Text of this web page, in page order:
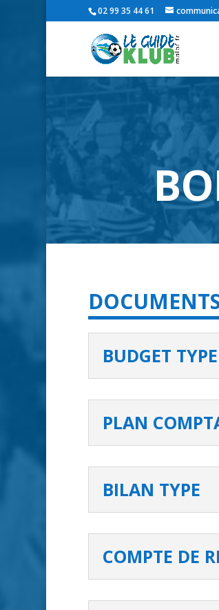
02 99 35 44 61
BUDGET
PLAN
BILAN TYPE
COMPTE DE